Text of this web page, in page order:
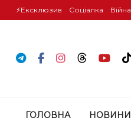
⚡️Ексклюзив Соціалка Війна
ГОЛОВНА НОВИНИ